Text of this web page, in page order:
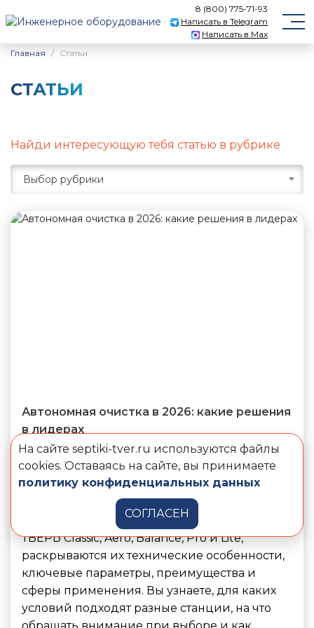
8 (800) 775-71-93
Написать в Telegram
Написать в Max
Главная
Статьи
СТАТЬИ
Найди интересующую тебя статью в рубрике
Выбор рубрики
Автономная очистка в 2026: какие решения
в лидерах
В статье представлен актуальный рейтинг
лидирующих моделей автономных очистных
станций для загородных домов и дач на
2026 год. Подробно сравниваются модели
ТВЕРЬ Classic, Aero, Balance, Pro и Lite,
раскрываются их технические особенности,
ключевые параметры, преимущества и
сферы применения. Вы узнаете, для каких
условий подходят разные станции, на что
На сайте septiki-tver.ru используются файлы
cookies. Оставаясь на сайте, вы принимаете
политику конфиденциальных данных
СОГЛАСЕН